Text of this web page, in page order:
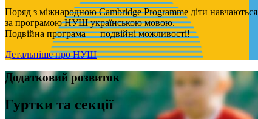
Поряд з міжнародною Cambridge Programme діти навчаються
за програмою НУШ українською мовою.
Подвійна програма — подвійні можливості!
Детальніше про НУШ
Додатковий розвиток
Гуртки та секції